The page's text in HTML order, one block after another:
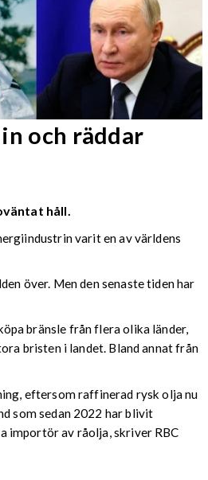
och räddar
håll.
varit en av världens
över. Men den senaste tiden har
bränsle från flera olika länder,
bristen i landet. Bland annat från
eftersom raffinerad rysk olja nu
som sedan 2022 har blivit
importör av råolja, skriver RBC